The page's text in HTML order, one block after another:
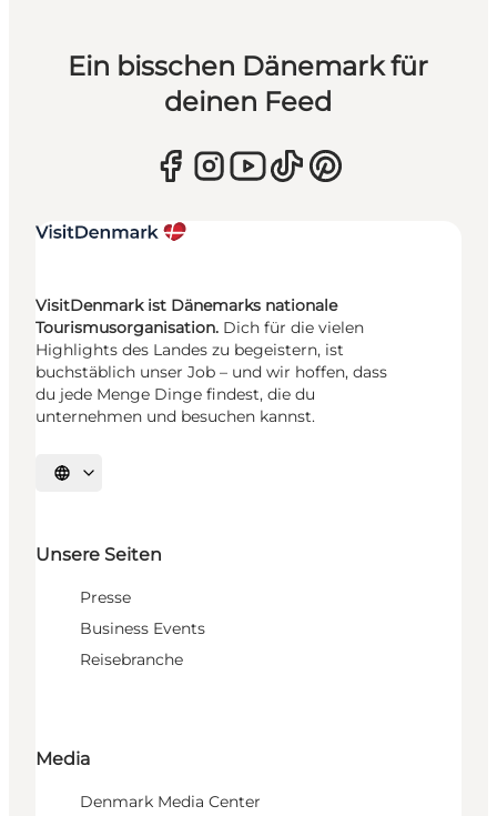
Ein bisschen Dänemark für
deinen Feed
VisitDenmark ist Dänemarks nationale
Tourismusorganisation. Dich für die vielen
Highlights des Landes zu begeistern, ist
buchstäblich unser Job – und wir hoffen, dass
du jede Menge Dinge findest, die du
unternehmen und besuchen kannst.
Sprache auswählen
Unsere Seiten
Presse
Business Events
Reisebranche
Media
Denmark Media Center